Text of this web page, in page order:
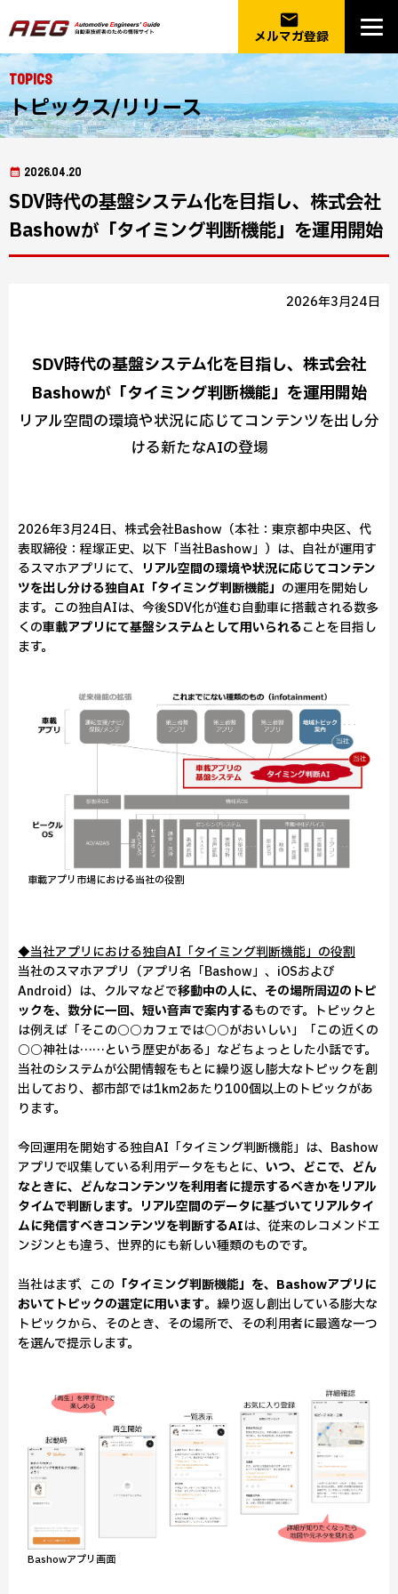
email
メルマガ登録
Topics
トピックス/リリース
2026.04.20
SDV時代の基盤システム化を目指し、株式会社
Bashowが「タイミング判断機能」を運用開始
2026年3月24日
SDV時代の基盤システム化を目指し、株式会社
Bashowが「タイミング判断機能」を運用開始
リアル空間の環境や状況に応じてコンテンツを出し分
ける新たなAIの登場
2026年3月24日、株式会社Bashow（本社：東京都中央区、代
表取締役：程塚正史、以下「当社Bashow」）は、自社が運用す
るスマホアプリにて、 リアル空間の環境や状況に応じてコンテン
ツを出し分ける独自AI「タイミング判断機能」 の運用を開始し
ます。この独自AIは、今後SDV化が進む自動車に搭載される数多
くの車載アプリにて基盤システムとして用いられることを目指し
ます。
車載アプリ市場における当社の役割
◆当社アプリにおける独自AI「タイミング判断機能」の役割
当社のスマホアプリ（アプリ名「Bashow」、iOSおよび
Android）は、クルマなどで移動中の人に、その場所周辺のトピ
ックを、数分に一回、短い音声で案内するものです。トピックと
は例えば「そこの○○カフェでは○○がおいしい」「この近くの
○○神社は……という歴史がある」などちょっとした小話です。
当社のシステムが公開情報をもとに繰り返し膨大なトピックを創
出しており、都市部では1km2あたり100個以上のトピックがあ
ります。
今回運用を開始する独自AI「タイミング判断機能」は、Bashow
アプリで収集している利用データをもとに、 いつ、どこで、どん
なときに、どんなコンテンツを利用者に提示するべきかをリアル
タイムで判断します。リアル空間のデータに基づいてリアルタイ
ムに発信すべきコンテンツを判断するAIは、従来のレコメンドエ
ンジンとも違う、世界的にも新しい種類のものです。
当社はまず、この 「タイミング判断機能」を、Bashowアプリに
おいてトピックの選定に用います。繰り返し創出している膨大な
トピックから、そのとき、その場所で、その利用者に最適な一つ
を選んで提示します。
Bashowアプリ画面